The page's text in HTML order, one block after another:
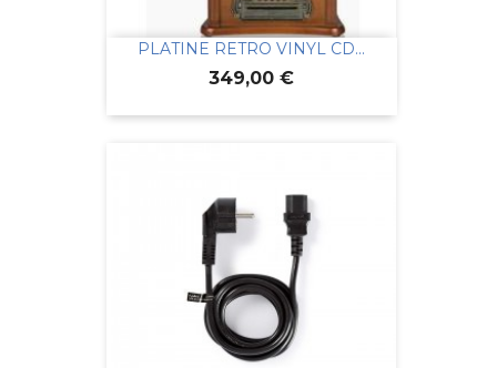
PLATINE RETRO VINYL CD...
Prix
349,00 €